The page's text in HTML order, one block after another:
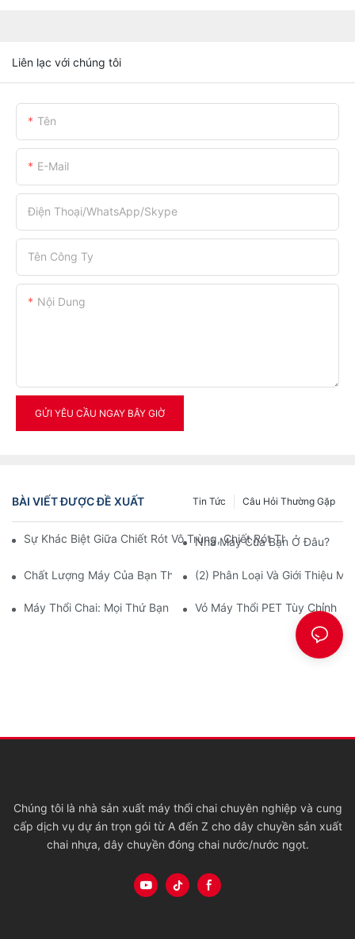
Liên lạc với chúng tôi
Tên
E-Mail
Điện Thoại/WhatsApp/Skype
Tên Công Ty
Nội Dung
GỬI YÊU CẦU NGAY BÂY GIỜ
BÀI VIẾT ĐƯỢC ĐỀ XUẤT Câu Hỏi Thường Gặp
Tin Tức
Sự Khác Biệt Giữa Chiết Rót Vô Trùng, Chiết Rót Thông
Nhà Máy Của Bạn Ở Đâu?
Chất Lượng Máy Của Bạn Thế Nào?(2) Phân Loại Và Giới Thiệu
Máy Thổi Chai: Mọi Thứ Bạn Cần BiếtVỏ Máy Thổi PET Tùy Chỉnh
Chúng tôi là nhà sản xuất máy thổi chai chuyên nghiệp và cung
cấp dịch vụ dự án trọn gói từ A đến Z cho dây chuyền sản xuất
chai nhựa, dây chuyền đóng chai nước/nước ngọt.